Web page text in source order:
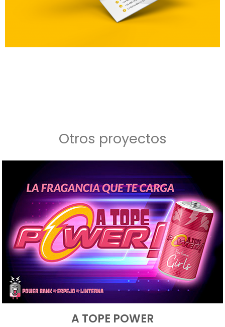
Otros proyectos
A TOPE POWER